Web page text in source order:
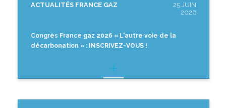
ACTUALITÉS FRANCE GAZ
25 JUIN
2026
Congrès France gaz 2026 « L'autre voie de la
décarbonation » : INSCRIVEZ-VOUS !